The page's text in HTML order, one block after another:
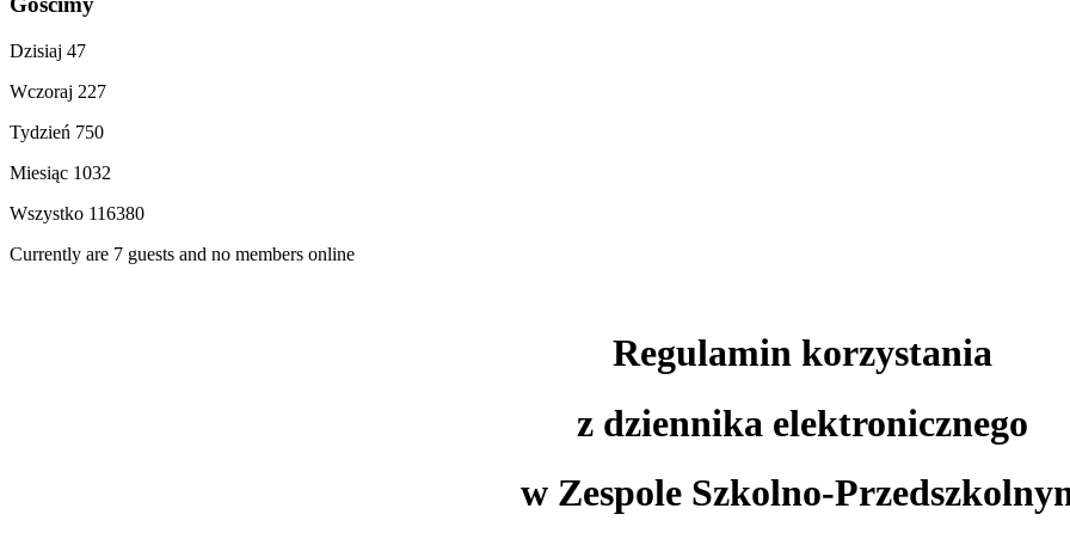
Dzisiaj 47
Wczoraj 227
Tydzień 750
Miesiąc 1032
Wszystko 116380
Currently are 7 guests and no members online
Regulamin korzystania
z dziennika elektronicznego
w Zespole Szkolno-